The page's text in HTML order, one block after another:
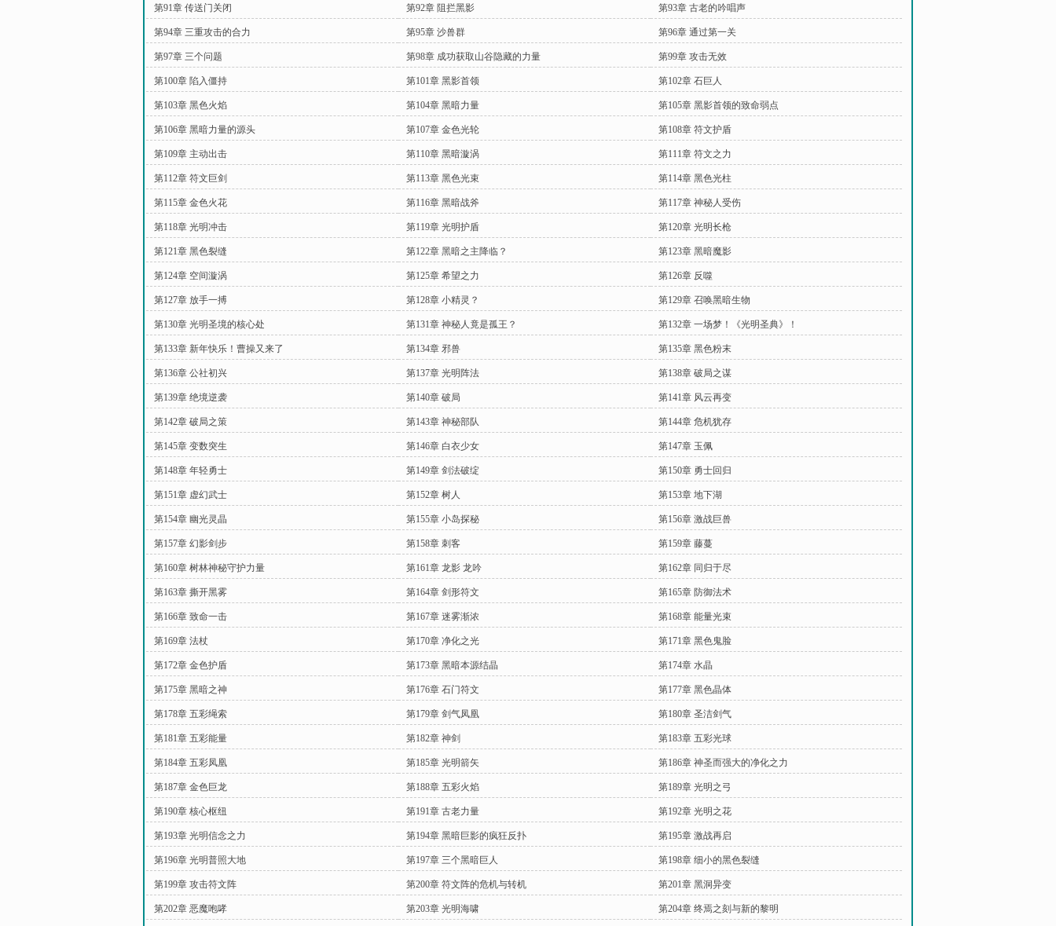
第91章 传送门关闭 第92章 阻拦黑影 第93章 古老的吟唱声
第94章 三重攻击的合力 第95章 沙兽群 第96章 通过第一关
第97章 三个问题 第98章 成功获取山谷隐藏的力量 第99章 攻击无效
第100章 陷入僵持 第101章 黑影首领 第102章 石巨人
第103章 黑色火焰 第104章 黑暗力量 第105章 黑影首领的致命弱点
第106章 黑暗力量的源头 第107章 金色光轮 第108章 符文护盾
第109章 主动出击 第110章 黑暗漩涡 第111章 符文之力
第112章 符文巨剑 第113章 黑色光束 第114章 黑色光柱
第115章 金色火花 第116章 黑暗战斧 第117章 神秘人受伤
第118章 光明冲击 第119章 光明护盾 第120章 光明长枪
第121章 黑色裂缝 第122章 黑暗之主降临？ 第123章 黑暗魔影
第124章 空间漩涡 第125章 希望之力 第126章 反噬
第127章 放手一搏 第128章 小精灵？ 第129章 召唤黑暗生物
第130章 光明圣境的核心处 第131章 神秘人竟是孤王？ 第132章 一场梦！《光明圣典》！
第133章 新年快乐！曹操又来了 第134章 邪兽 第135章 黑色粉末
第136章 公社初兴 第137章 光明阵法 第138章 破局之谋
第139章 绝境逆袭 第140章 破局 第141章 风云再变
第142章 破局之策 第143章 神秘部队 第144章 危机犹存
第145章 变数突生 第146章 白衣少女 第147章 玉佩
第148章 年轻勇士 第149章 剑法破绽 第150章 勇士回归
第151章 虚幻武士 第152章 树人 第153章 地下湖
第154章 幽光灵晶 第155章 小岛探秘 第156章 激战巨兽
第157章 幻影剑步 第158章 刺客 第159章 藤蔓
第160章 树林神秘守护力量 第161章 龙影 龙吟 第162章 同归于尽
第163章 撕开黑雾 第164章 剑形符文 第165章 防御法术
第166章 致命一击 第167章 迷雾渐浓 第168章 能量光束
第169章 法杖 第170章 净化之光 第171章 黑色鬼脸
第172章 金色护盾 第173章 黑暗本源结晶 第174章 水晶
第175章 黑暗之神 第176章 石门符文 第177章 黑色晶体
第178章 五彩绳索 第179章 剑气凤凰 第180章 圣洁剑气
第181章 五彩能量 第182章 神剑 第183章 五彩光球
第184章 五彩凤凰 第185章 光明箭矢 第186章 神圣而强大的净化之力
第187章 金色巨龙 第188章 五彩火焰 第189章 光明之弓
第190章 核心枢纽 第191章 古老力量 第192章 光明之花
第193章 光明信念之力 第194章 黑暗巨影的疯狂反扑 第195章 激战再启
第196章 光明普照大地 第197章 三个黑暗巨人 第198章 细小的黑色裂缝
第199章 攻击符文阵 第200章 符文阵的危机与转机 第201章 黑洞异变
第202章 恶魔咆哮 第203章 光明海啸 第204章 终焉之刻与新的黎明